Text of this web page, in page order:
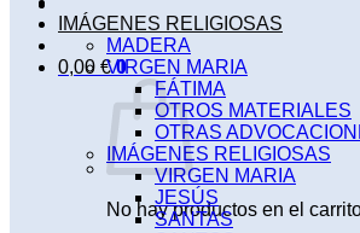
0,00 € 0
No hay productos en el
IMÁGENES RELIGIOSAS
MADERA
VIRGEN MARIA
FÁTIMA
OTROS MATERIALES
OTRAS
IMÁGENES RELIGIOSAS
VIRGEN MARIA
JESÚS
SANTAS